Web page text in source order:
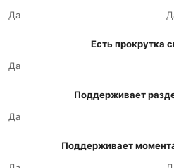
Да
Есть прокрутка
Да
Поддерживает
Да
Поддерживает